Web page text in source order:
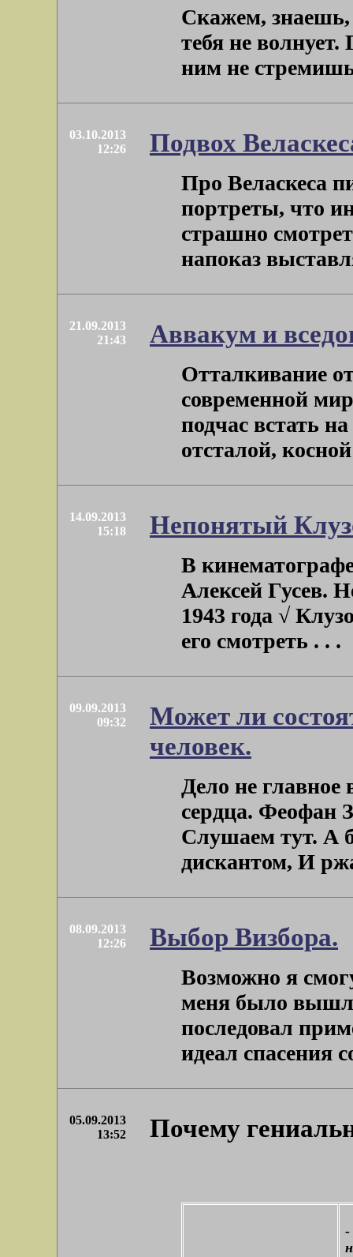
Скажем, знаешь,
тебя не
ним не
03.10.2013
12:26
Подвох
Про Веласкеса
портреты, что
страшно
напоказ
21.09.2013
21:43
Аввакум и
Отталкивание
современной
подчас встать
отсталой,
14.09.2013
15:18
Непонятый
В
Алексей Гусев.
1943 года √
его смотреть . . .
09.09.2013
09:32
Может ли
человек.
Дело не главное
сердца. Феофан
Слушаем тут. А
дискантом, И
08.09.2013
12:26
Выбор Визбора.
Возможно я
меня было
последовал
идеал спасения
05.09.2013
13:52
Почему